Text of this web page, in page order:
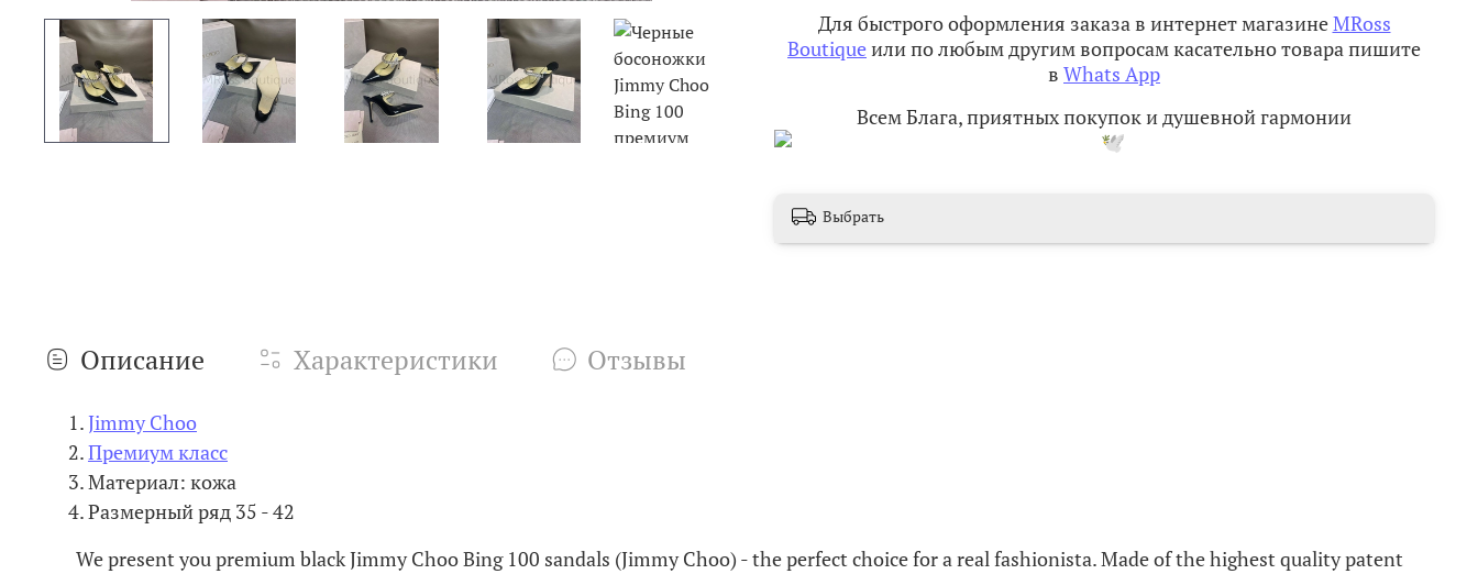
Для быстрого оформления заказа в интернет магазинеMRoss
Boutiqueили по любым другим вопросам касательно товара пишите
в Whats App
Всем Блага, приятных покупок и душевной гармонии
Выбрать
Описание Характеристики Отзывы
Jimmy Choo
Премиум класс
Материал: кожа
Размерный ряд 35 - 42
We present you premium black Jimmy Choo Bing 100 sandals (Jimmy Choo) - the perfect choice for a real fashionista. Made of the highest quality patent